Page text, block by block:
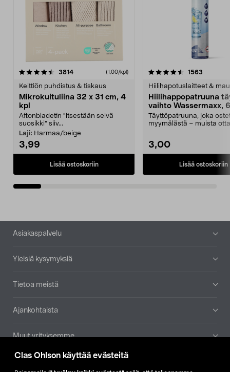
Clas Ohlson käyttää evästeitä
3814arvostelut (1,00/kpl)
Keittiön puhdistus & tiskaus
Mikrokuituliina 32 x 31 cm, 4
kpl
Aftonbladetin "itsestään selvä
suosikki" siiv...
Laji: Harmaa/beige
3,99
Lisää ostoskoriin
4.5viidestä
1563
Hiilihapotuslaitteet &
Hiilihappopatruuna
vaihto Wassermaxx,
Täyttöpatruuna, joka
myymälästä – muista
3,00
Lisää ostoskoriin
4.5viidestä
Alatunniste
Asiakaspalvelu
Yleisiä kysymyksiä
Tietoa meistä
Ajankohtaista
Muut yrityksemme
Etsi myymälä